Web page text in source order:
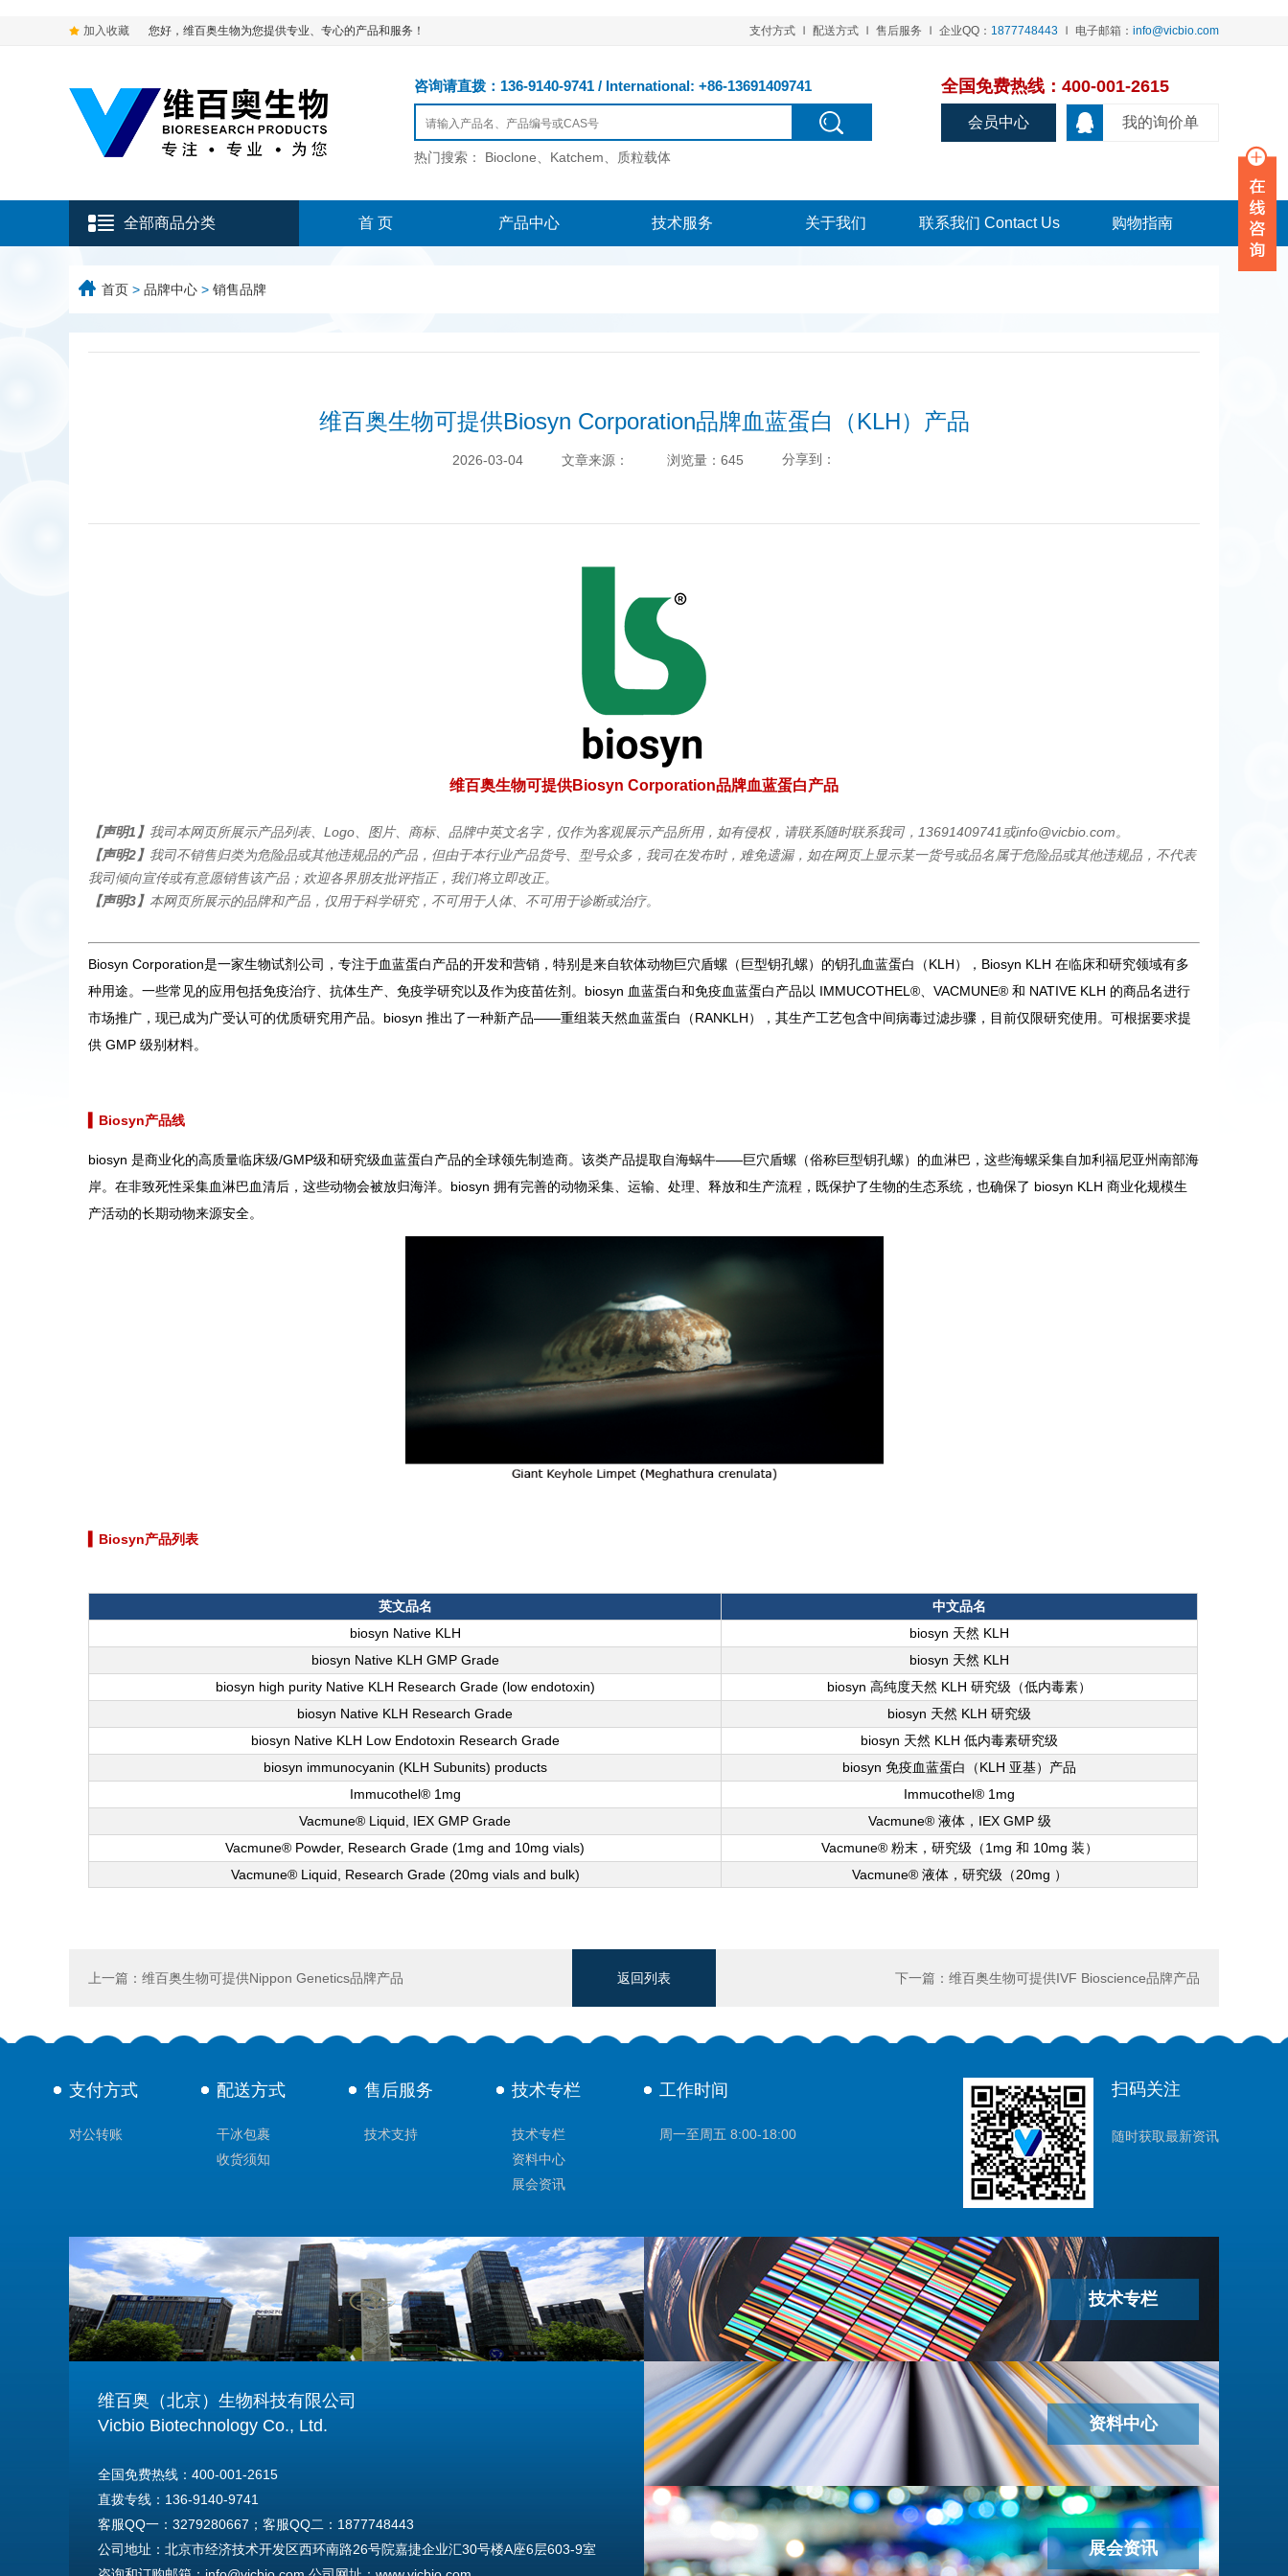
加入收藏 您好，维百奥生物为您提供专业、专心的产品和服务！ 支付方式 配送方式 售后服务 企业QQ： 1877748443 电子邮箱： info@vicbio.com
咨询请直拨：136-9140-9741 / International: +86-13691409741
热门搜索： Bioclone、Katchem、质粒载体
全国免费热线：400-001-2615
我的询价单
会员中心
全部商品分类 首 页 产品中心 技术服务 关于我们 联系我们 Contact Us 购物指南
首页 > 品牌中心 > 销售品牌
维百奥生物可提供Biosyn Corporation品牌血蓝蛋白（KLH）产品
2026-03-04 文章来源： 浏览量：645 分享到：
维百奥生物可提供Biosyn Corporation品牌血蓝蛋白产品
【声明1】 我司本网页所展示产品列表、Logo、图片、商标、品牌中英文名字，仅作为客观展示产品所用，如有侵权，请联系随时联系我司，13691409741或info@vicbio.com。
【声明2】 我司不销售归类为危险品或其他违规品的产品，但由于本行业产品货号、型号众多，我司在发布时，难免遗漏，如在网页上显示某一货号或品名属于危险品或其他违规品，不代表
我司倾向宣传或有意愿销售该产品；欢迎各界朋友批评指正，我们将立即改正。
【声明3】 本网页所展示的品牌和产品，仅用于科学研究，不可用于人体、不可用于诊断或治疗。
Biosyn Corporation是一家生物试剂公司，专注于血蓝蛋白产品的开发和营销，特别是来自软体动物巨穴盾螺（巨型钥孔螺）的钥孔血蓝蛋白（KLH），Biosyn KLH 在临床和研究领域有多
种用途。一些常见的应用包括免疫治疗、抗体生产、免疫学研究以及作为疫苗佐剂。biosyn 血蓝蛋白和免疫血蓝蛋白产品以 IMMUCOTHEL®、VACMUNE® 和 NATIVE KLH 的商品名进行
市场推广，现已成为广受认可的优质研究用产品。biosyn 推出了一种新产品——重组装天然血蓝蛋白（RANKLH），其生产工艺包含中间病毒过滤步骤，目前仅限研究使用。可根据要求提
供 GMP 级别材料。
Biosyn产品线
biosyn 是商业化的高质量临床级/GMP级和研究级血蓝蛋白产品的全球领先制造商。该类产品提取自海蜗牛——巨穴盾螺（俗称巨型钥孔螺）的血淋巴，这些海螺采集自加利福尼亚州南部海
岸。在非致死性采集血淋巴血清后，这些动物会被放归海洋。biosyn 拥有完善的动物采集、运输、处理、释放和生产流程，既保护了生物的生态系统，也确保了 biosyn KLH 商业化规模生
产活动的长期动物来源安全。
Biosyn产品列表
英文品名
中文品名
biosyn Native KLH
biosyn 天然 KLH
biosyn Native KLH GMP Grade
biosyn 天然 KLH
biosyn high purity Native KLH Research Grade (low endotoxin)
biosyn 高纯度天然 KLH 研究级（低内毒素）
biosyn Native KLH Research Grade
biosyn 天然 KLH 研究级
biosyn Native KLH Low Endotoxin Research Grade
biosyn 天然 KLH 低内毒素研究级
biosyn immunocyanin (KLH Subunits) products
biosyn 免疫血蓝蛋白（KLH 亚基）产品
Immucothel® 1mg
Immucothel® 1mg
Vacmune® Liquid, IEX GMP Grade
Vacmune® 液体，IEX GMP 级
Vacmune® Powder, Research Grade (1mg and 10mg vials)
Vacmune® 粉末，研究级（1mg 和 10mg 装）
Vacmune® Liquid, Research Grade (20mg vials and bulk)
Vacmune® 液体，研究级（20mg ）
上一篇：维百奥生物可提供Nippon Genetics品牌产品 下一篇：维百奥生物可提供IVF Bioscience品牌产品
返回列表
支付方式
对公转账
配送方式
干冰包裹
收货须知
售后服务
技术支持
技术专栏
技术专栏
资料中心
展会资讯
工作时间
周一至周五 8:00-18:00
扫码关注
随时获取最新资讯
维百奥（北京）生物科技有限公司
Vicbio Biotechnology Co., Ltd.
全国免费热线：400-001-2615
直拨专线：136-9140-9741
客服QQ一：3279280667；客服QQ二：1877748443
公司地址：北京市经济技术开发区西环南路26号院嘉捷企业汇30号楼A座6层603-9室
技术专栏
资料中心
展会资讯